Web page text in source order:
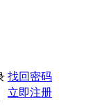
找回密码
立即注册